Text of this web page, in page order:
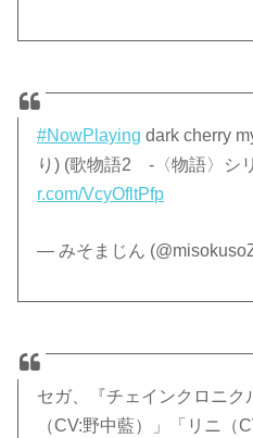
#NowPlaying dark cherry
り) (歌物語2 -〈物語〉シ
r.com/VcyOfltPfp
— みそまじん
セガ、『チェインクロニ
（CV:野中藍）」「リニ（